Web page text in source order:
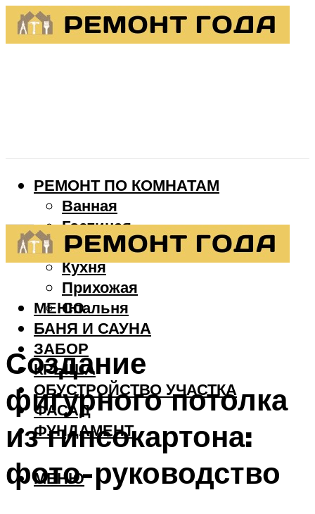
РЕМОНТ ПО КОМНАТАМ
Ванная
Гостиная
Детская
Кухня
Прихожая
Спальня
БАНЯ И САУНА
ЗАБОР
КРЫША
ОБУСТРОЙСТВО УЧАСТКА
ФАСАД
ФУНДАМЕНТ
МЕНЮ
МЕНЮ
Создание
фигурного потолка
из гипсокартона:
фото-руководство